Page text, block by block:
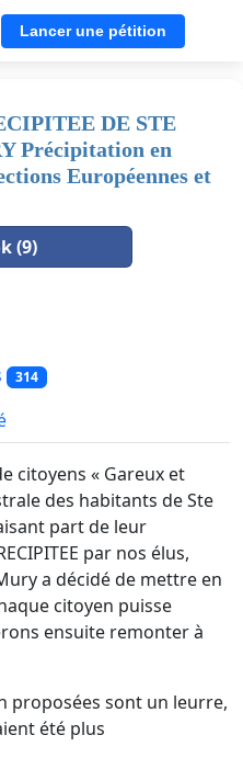
Lancer une pétition
DE STE
Précipitation en
Européennes et
(9)
314
citoyens « Gareux et
des habitants de Ste
part de leur
par nos élus,
a décidé de mettre en
citoyen puisse
ensuite remonter à
proposées sont un leurre,
été plus